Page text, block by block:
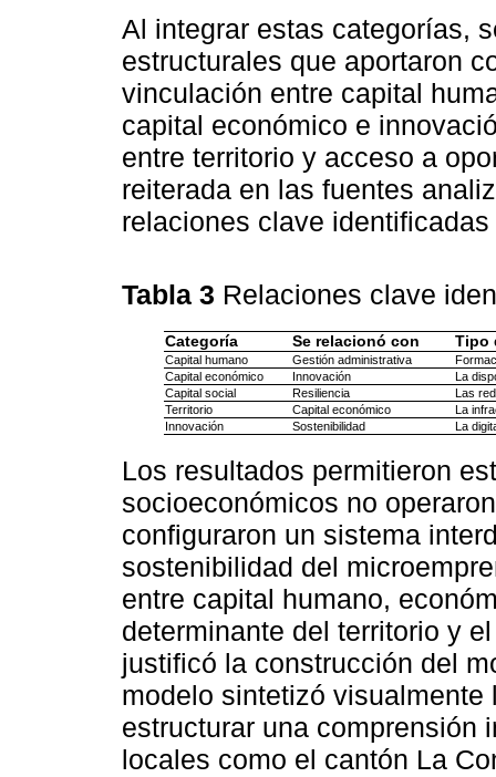
Al integrar estas categorías,
estructurales que aportaron
vinculación entre capital
capital económico e
entre territorio y acceso a
reiterada en las fuentes
relaciones clave
Tabla 3 Relaciones clave
Categoría Se relacionó con Tipo
Capital humano Gestión administrativa
Capital económico
Innovación
La
Capital social
Resiliencia
Las
Territorio
Capital económico
La
Innovación
Sostenibilidad La
Los resultados permitieron
socioeconómicos no
configuraron un sistema
sostenibilidad del
entre capital humano,
determinante del territorio y
justificó la construcción del
modelo sintetizó
estructurar una comprensión
locales como el cantón La